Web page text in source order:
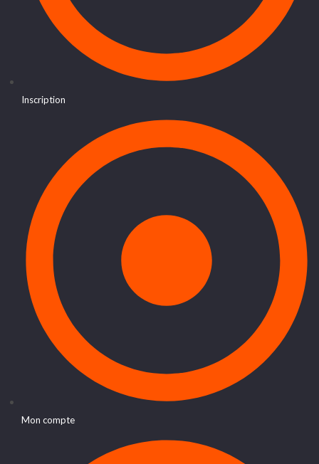
Inscription
Mon compte